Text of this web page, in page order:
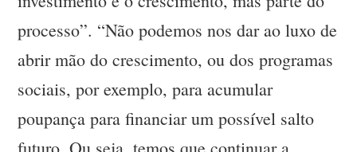
processo”. “Não podemos nos dar ao luxo de
abrir mão do crescimento, ou dos programas
sociais, por exemplo, para acumular
poupança para financiar um possível salto